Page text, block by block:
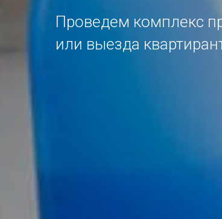
Проведем комплекс
или выезда